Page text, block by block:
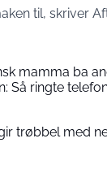
til, skriver
mamma ba
Så ringte
trøbbel med